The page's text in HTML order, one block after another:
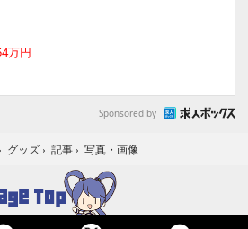
万円
Sponsored by
› グッズ › 記事 › 写真・画像